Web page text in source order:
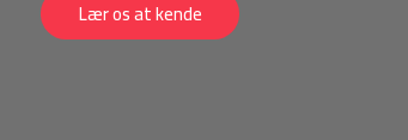
Lær os at kende